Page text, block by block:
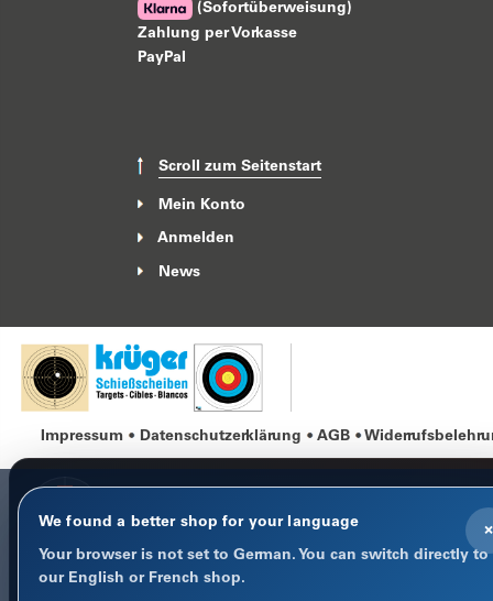
(Sofortüberweisung)
Zahlung per Vorkasse
PayPal
Scroll zum Seitenstart
Mein Konto
Anmelden
News
Impressum Datenschutzerklärung AGB
×
We found a better shop for your language
Your browser is not set to German. You can switch directly to
our English or French shop.
COOKIE-HINWEIS
Datenschutz im Fokus